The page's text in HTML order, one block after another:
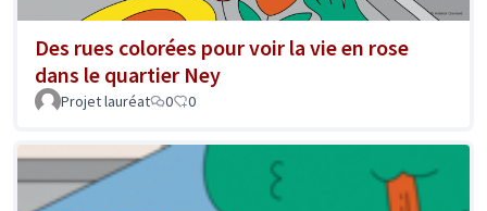
Des rues colorées pour voir la vie en rose
dans le quartier Ney
Projet lauréat 0 0